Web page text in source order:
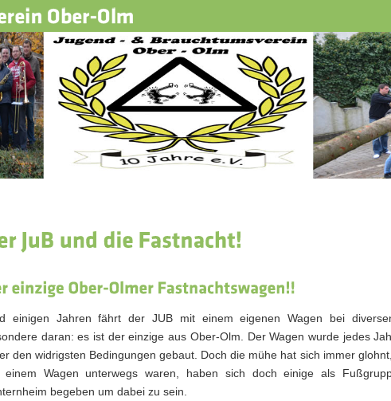
einigen Jahren fährt der JUB mit einem eigenen Wagen bei
daran: es ist der einzige aus Ober-Olm. Der Wagen wurde jedes
den widrigsten Bedingungen gebaut. Doch die mühe hat sich immer
einem Wagen unterwegs waren, haben sich doch einige als
begeben um dabei zu sein.